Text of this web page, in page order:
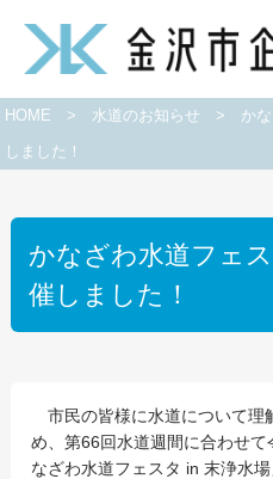
HOME > 水道のお知らせ > か
しました！
かなざわ水道フェ
催しました！
市民の皆様に水道について理
め、第66回水道週間に合わせて
なざわ水道フェスタ in 末浄水場